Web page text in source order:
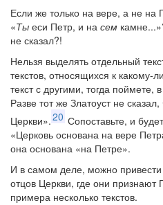
Если же только на вере, а не на
«Ты еси Петр, и на сем
не сказал?!
Нельзя выделять отдельный
текстов, относящихся к какому-
текст с другими, тогда
Разве тот же Златоуст не
Церкви».20 Сопоставьте, и
«Церковь основана на вере
она основана «на Петре».
И в самом деле, можно привести
отцов Церкви, где они
примера несколько текстов.